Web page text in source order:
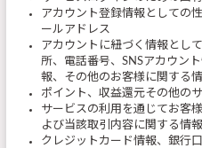
アカウント登録情報としての
ールアドレス
アカウントに紐づく情報とし
所、電話番号、SNSアカウン
報、その他のお客様に関する
ポイント、収益還元その他の
サービスの利用を通じてお客
よび当該取引内容に関する情報
クレジットカード情報、銀行